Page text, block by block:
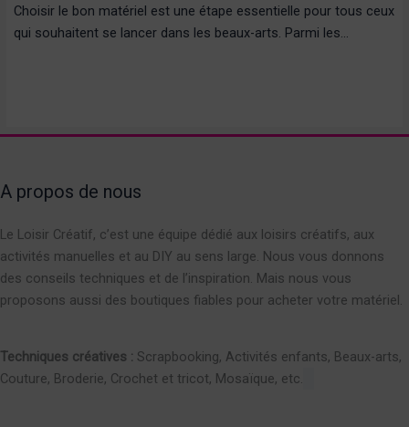
Choisir le bon matériel est une étape essentielle pour tous ceux
qui souhaitent se lancer dans les beaux-arts. Parmi les…
A propos de nous
Le Loisir Créatif, c’est une équipe dédié aux loisirs créatifs, aux
activités manuelles et au DIY au sens large. Nous vous donnons
des conseils techniques et de l’inspiration. Mais nous vous
proposons aussi des boutiques fiables pour acheter votre matériel.
Techniques créatives : Scrapbooking, Activités enfants, Beaux-arts,
Couture, Broderie, Crochet et tricot, Mosaïque, etc.